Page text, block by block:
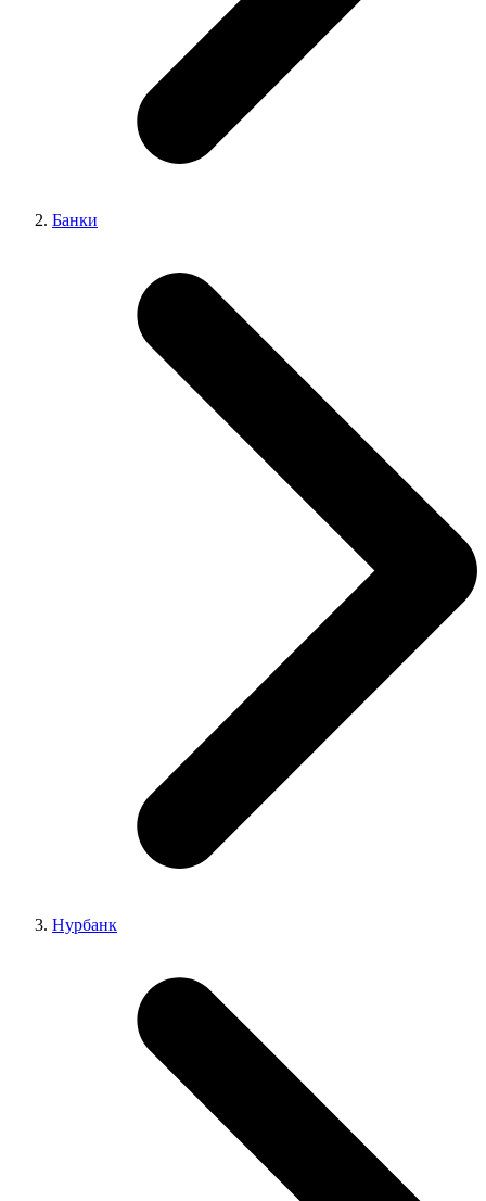
Банки
Нурбанк